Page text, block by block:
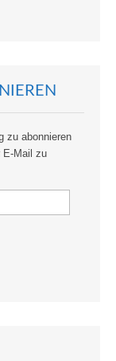
zu abonnieren
E-Mail zu